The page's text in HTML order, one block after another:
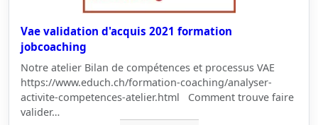
Vae validation d'acquis 2021 formation
jobcoaching
Notre atelier Bilan de compétences et processus VAE
https://www.educh.ch/formation-coaching/analyser-
activite-competences-atelier.html Comment trouve faire
valider…